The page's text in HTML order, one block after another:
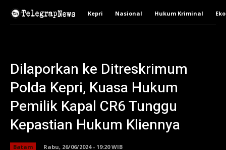
Kepri Nasional Hukum Kriminal
Dilaporkan ke Ditreskrimum
Polda Kepri, Kuasa Hukum
Pemilik Kapal CR6 Tunggu
Kepastian Hukum Kliennya
Batam Rabu, 26/06/2024 - 19:20 WIB